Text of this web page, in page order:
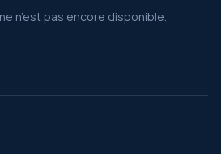
n’est pas encore disponible.